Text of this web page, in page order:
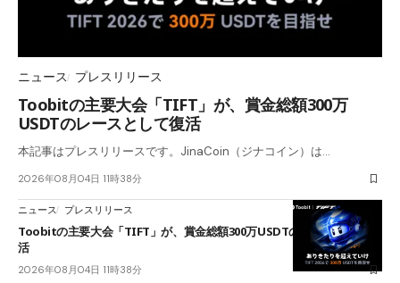
ニュース プレスリリース
Toobitの主要大会「TIFT」が、賞金総額300万
USDTのレースとして復活
本記事はプレスリリースです。JinaCoin（ジナコイン）は…
2026年08月04日 11時38分
ニュース プレスリリース
Toobitの主要大会「TIFT」が、賞金総額300万USDTのレースとして復
活
2026年08月04日 11時38分